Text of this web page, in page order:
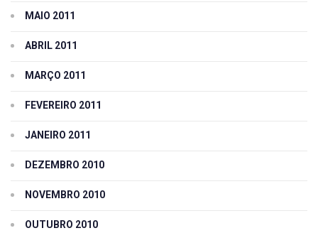
MAIO 2011
ABRIL 2011
MARÇO 2011
FEVEREIRO 2011
JANEIRO 2011
DEZEMBRO 2010
NOVEMBRO 2010
OUTUBRO 2010